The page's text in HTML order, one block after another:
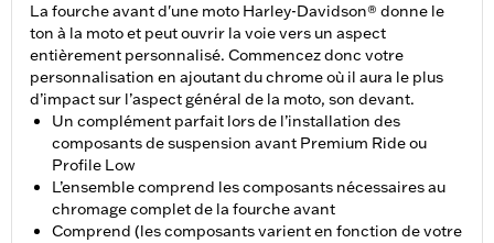
La fourche avant d'une moto Harley-Davidson® donne le
ton à la moto et peut ouvrir la voie vers un aspect
entièrement personnalisé. Commencez donc votre
personnalisation en ajoutant du chrome où il aura le plus
d’impact sur l’aspect général de la moto, son devant.
Un complément parfait lors de l’installation des
composants de suspension avant Premium Ride ou
Profile Low
L’ensemble comprend les composants nécessaires au
chromage complet de la fourche avant
Comprend (les composants varient en fonction de votre